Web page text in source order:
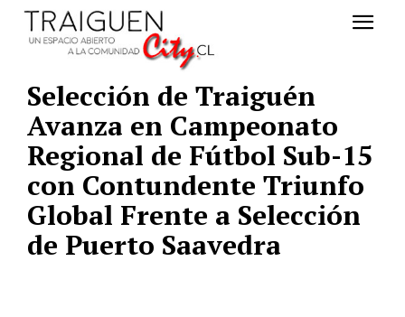
Selección de Traiguén
Avanza en Campeonato
Regional de Fútbol Sub-15
con Contundente Triunfo
Global Frente a Selección
de Puerto Saavedra